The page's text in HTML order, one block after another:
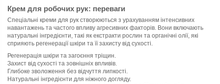
Крем для робочих рук: переваги
Спеціальні креми для рук створюються з урахуванням інтенсивних
навантажень та частого впливу агресивних факторів. Вони включають
натуральні інгредієнти, такі як екстракти рослин та органічні олії, які
сприяють регенерації шкіри та її захисту від сухості.
Регенерація шкіри та загоєння тріщин.
Захист від сухості та зовнішніх впливів.
Глибоке зволоження без відчуття липкості.
Натуральні інгредієнти для ніжного догляду.